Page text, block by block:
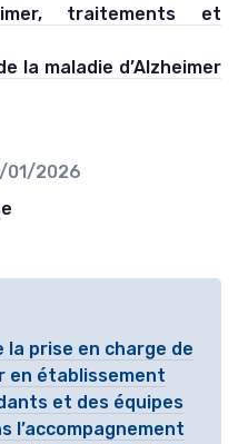
traitements et
la maladie d’Alzheimer
01/2026
la prise en charge de
en établissement
et des équipes
l’accompagnement